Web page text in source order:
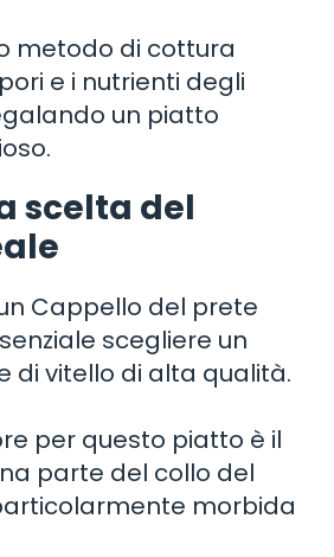
metodo di cottura
e i nutrienti degli
un piatto
scelta del
Cappello del prete
scegliere un
di vitello di alta qualità.
per questo piatto è il
parte del collo del
morbida